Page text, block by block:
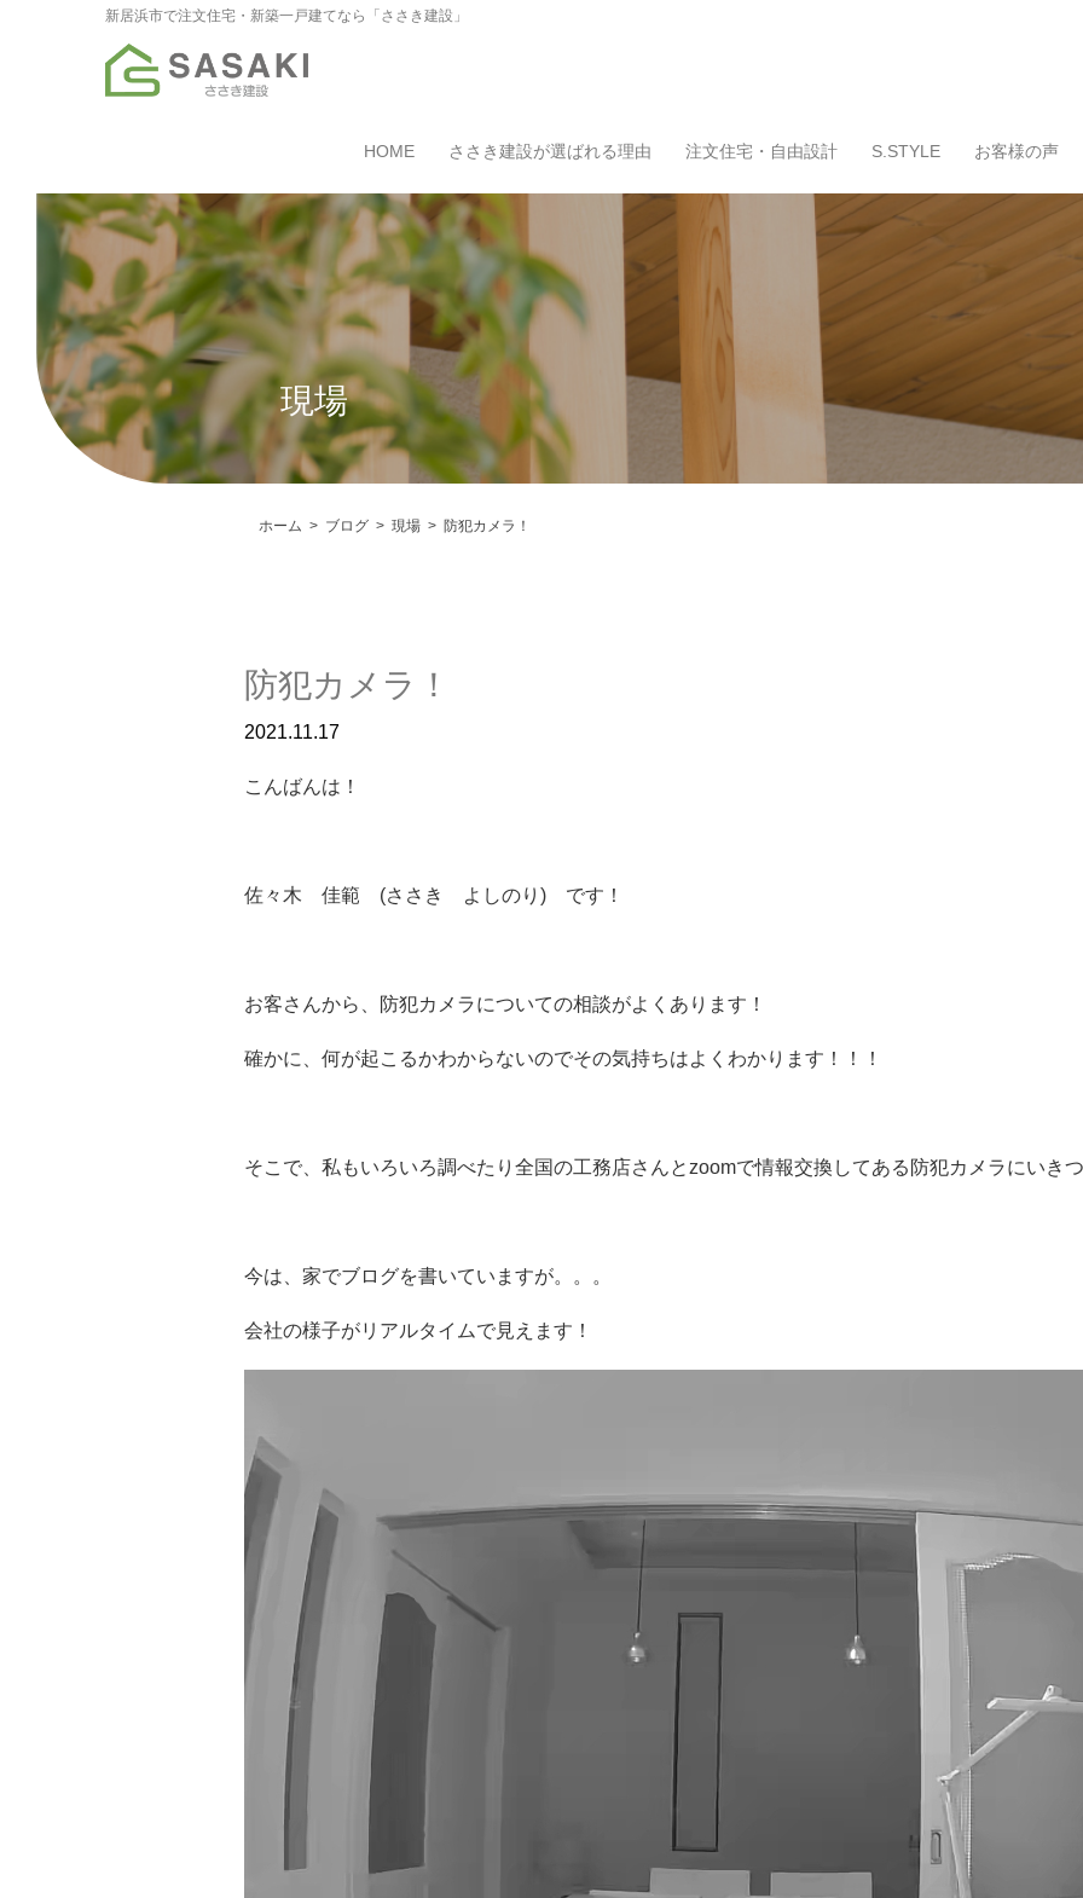
新居浜市で注文住宅・新築一戸建てなら「ささき建設」
HOME ささき建設が選ばれる理由 注文住宅・自由設計 S.STYLE お客様の声
現場
ホーム ブログ 現場 防犯カメラ！
防犯カメラ！
2021.11.17
こんばんは！
佐々木 佳範 (ささき よしのり) です！
お客さんから、防犯カメラについての相談がよくあります！
確かに、何が起こるかわからないのでその気持ちはよくわかります！！！
そこで、私もいろいろ調べたり全国の工務店さんとzoomで情報交換してある防犯カメラにいき
今は、家でブログを書いていますが。。。
会社の様子がリアルタイムで見えます！